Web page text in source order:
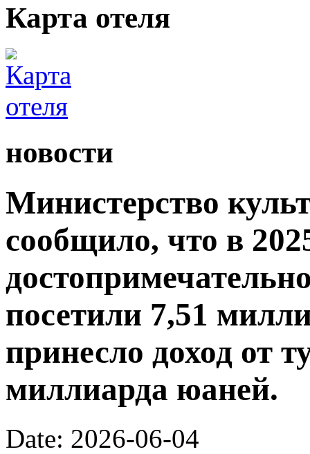
Карта отеля
новости
Министерство
сообщило, что в
посетили 7,51
принесло доход от
миллиарда юаней.
Date: 2026-06-04